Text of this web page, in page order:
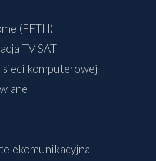
(FFTH)
TV SAT
komputerowej